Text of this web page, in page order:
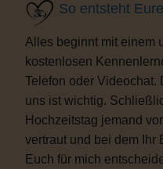
So entsteht
Alles beginnt mit einem
kostenlosen
Telefon oder
uns ist wichtig.
Hochzeitstag jemand
vertraut und bei dem Ihr
Euch für mich